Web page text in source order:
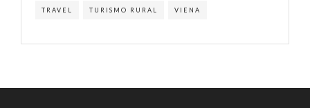
TRAVEL TURISMO RURAL VIENA